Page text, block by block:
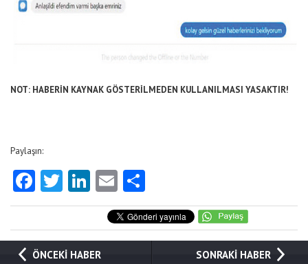
NOT: HABERİN KAYNAK GÖSTERİLMEDEN KULLANILMASI YASAKTIR!
Paylaşın:
Facebook
Twitter
LinkedIn
Email
ÖNCEKİ HABER SONRAKİ HABER